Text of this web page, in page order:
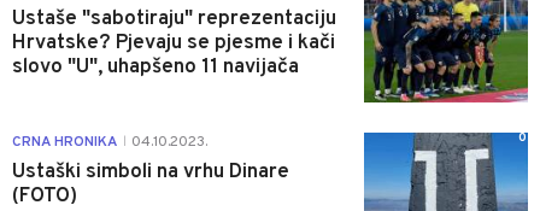
Ustaše "sabotiraju" reprezentaciju
Hrvatske? Pjevaju se pjesme i kači
slovo "U", uhapšeno 11 navijača
CRNA HRONIKA 04.10.2023.
Ustaški simboli na vrhu Dinare
(FOTO)
0